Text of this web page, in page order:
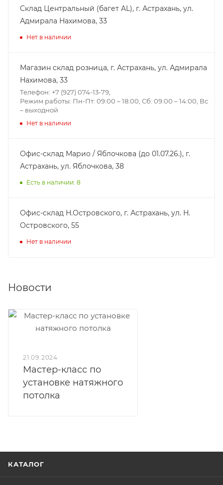
Склад Центральный (багет AL), г. Астрахань, ул.
Адмирала Нахимова, 33
Нет в наличии
Магазин склад розница, г. Астрахань, ул. Адмирала
Нахимова, 33
Телефон: +7 (927) 074-13-79,
Режим работы: Пн-Пт: 09:00 – 18:00, Сб: 09:00 – 14:00, Вс
– выходной
Нет в наличии
Офис-склад Марио / Яблочкова (до 01.07.26.), г.
Астрахань, ул. Яблочкова, 38
Есть в наличии: 8
Офис-склад Н.Островского, г. Астрахань, ул. Н.
Островского, 55
Нет в наличии
Новости
21.09.2024
Мастер-класс по
установке натяжного
потолка
КАТАЛОГ